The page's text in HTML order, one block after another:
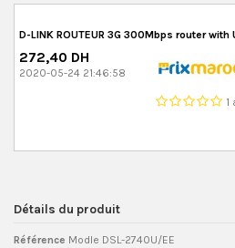
D-LINK ROUTEUR 3G 300Mbps router with
272,40 DH
2020-05-24 21:46:58
1
Détails du produit
Référence Modle DSL-2740U/EE